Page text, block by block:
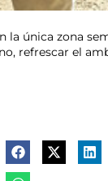
única zona
refrescar el